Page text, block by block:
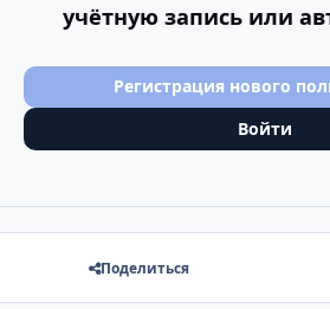
учётную запись или
Регистрация нового
Войти
Поделиться